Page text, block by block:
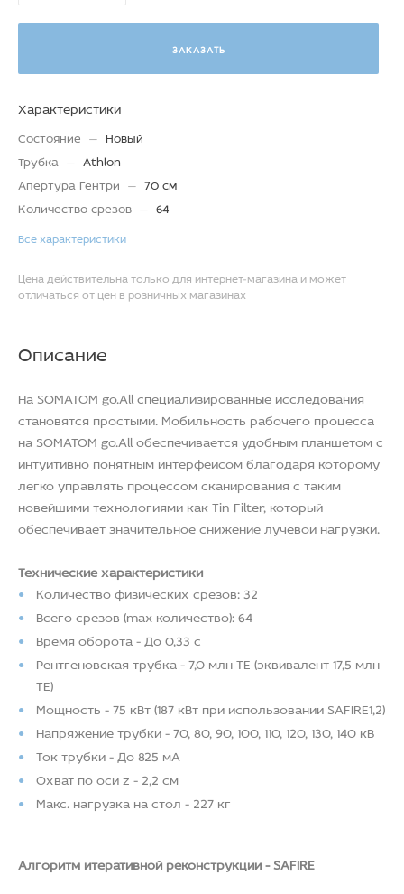
ЗАКАЗАТЬ
Характеристики
Состояние — Новый
Трубка — Athlon
Апертура Гентри — 70 см
Количество срезов — 64
Все характеристики
Цена действительна только для интернет-магазина и может
отличаться от цен в розничных магазинах
Описание
На SOMATOM go.All специализированные исследования
становятся простыми. Мобильность рабочего процесса
на SOMATOM go.All обеспечивается удобным планшетом с
интуитивно понятным интерфейсом благодаря которому
легко управлять процессом сканирования с таким
новейшими технологиями как Tin Filter, который
обеспечивает значительное снижение лучевой нагрузки.
Технические характеристики
Количество физических срезов: 32
Всего срезов (max количество): 64
Время оборота - До 0,33 с
Рентгеновская трубка - 7,0 млн ТЕ (эквивалент 17,5 млн
ТЕ)
Мощность - 75 кВт (187 кВт при использовании SAFIRE1,2)
Напряжение трубки - 70, 80, 90, 100, 110, 120, 130, 140 кВ
Ток трубки - До 825 мА
Охват по оси z - 2,2 см
Макс. нагрузка на стол - 227 кг
Алгоритм итеративной реконструкции - SAFIRE